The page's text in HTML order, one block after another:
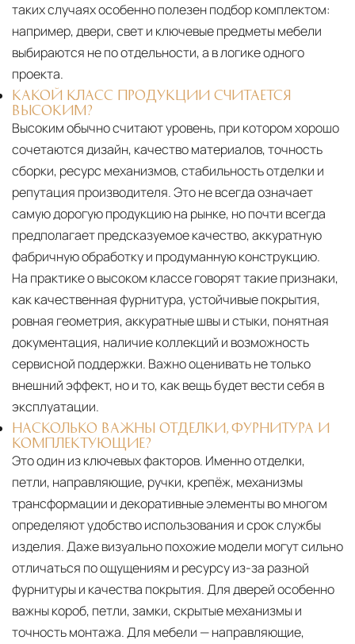
таких случаях особенно полезен подбор комплектом:
например, двери, свет и ключевые предметы мебели
выбираются не по отдельности, а в логике одного
проекта.
КАКОЙ КЛАСС ПРОДУКЦИИ СЧИТАЕТСЯ
ВЫСОКИМ?
Высоким обычно считают уровень, при котором хорошо
сочетаются дизайн, качество материалов, точность
сборки, ресурс механизмов, стабильность отделки и
репутация производителя. Это не всегда означает
самую дорогую продукцию на рынке, но почти всегда
предполагает предсказуемое качество, аккуратную
фабричную обработку и продуманную конструкцию.
На практике о высоком классе говорят такие признаки,
как качественная фурнитура, устойчивые покрытия,
ровная геометрия, аккуратные швы и стыки, понятная
документация, наличие коллекций и возможность
сервисной поддержки. Важно оценивать не только
внешний эффект, но и то, как вещь будет вести себя в
эксплуатации.
НАСКОЛЬКО ВАЖНЫ ОТДЕЛКИ, ФУРНИТУРА И
КОМПЛЕКТУЮЩИЕ?
Это один из ключевых факторов. Именно отделки,
петли, направляющие, ручки, крепёж, механизмы
трансформации и декоративные элементы во многом
определяют удобство использования и срок службы
изделия. Даже визуально похожие модели могут сильно
отличаться по ощущениям и ресурсу из-за разной
фурнитуры и качества покрытия. Для дверей особенно
важны короб, петли, замки, скрытые механизмы и
точность монтажа. Для мебели — направляющие,